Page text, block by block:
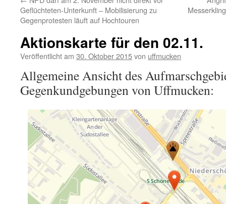
Geflüchteten-Unterkunft – Mobilisierung zu
Gegenprotesten läuft auf Hochtouren
Aktionskarte für den 02.11.
Veröffentlicht am 30. Oktober 2015von uffmucken
Allgemeine Ansicht des
Gegenkundgebungen von Uffmucken: